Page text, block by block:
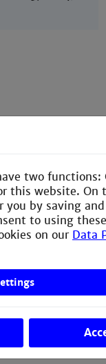
Sie in
Positionen in
(Embedded
two
this website. On
by saving
to using
on our Data